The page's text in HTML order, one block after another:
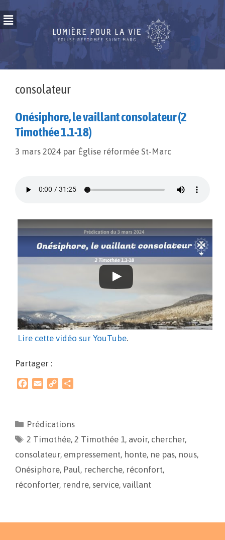
consolateur
Onésiphore, le vaillant consolateur (2
Timothée 1.1-18)
3 mars 2024 par Église réformée St-Marc
Lire cette vidéo sur YouTube.
Partager :
b
o
l
L
i
k
a
g
Prédications
2 Timothée,2 Timothée 1, avoir, chercher,
consolateur, empressement, honte, ne pas, nous,
Onésiphore, Paul, recherche, réconfort,
réconforter, rendre, service, vaillant